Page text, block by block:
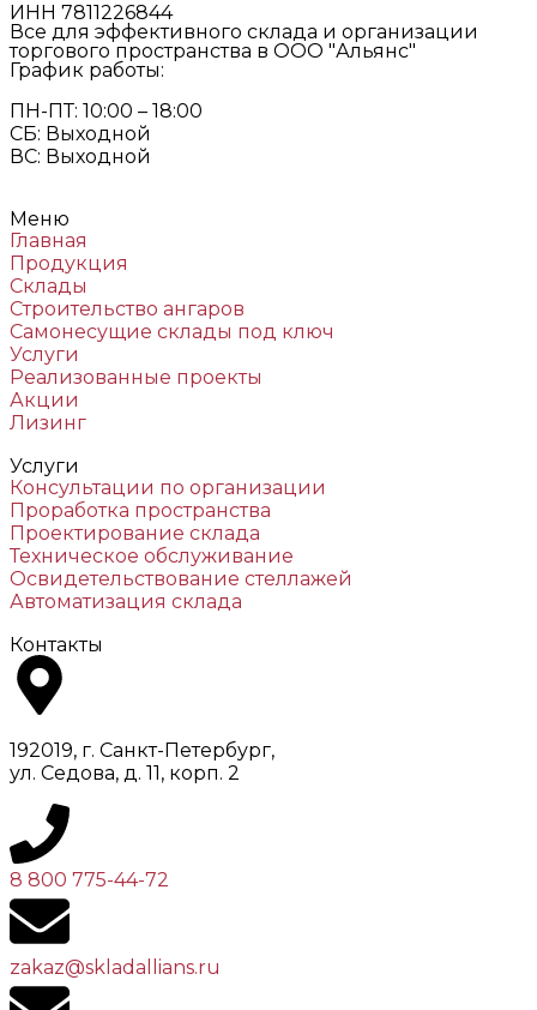
ИНН 7811226844
Все для эффективного склада и организации
торгового пространства в ООО "Альянс"
График работы:
ПН-ПТ: 10:00 – 18:00
СБ: Выходной
ВС: Выходной
Меню
Главная
Продукция
Склады
Строительство ангаров
Самонесущие склады под ключ
Услуги
Реализованные проекты
Акции
Лизинг
Услуги
Консультации по организации
Проработка пространства
Проектирование склада
Техническое обслуживание
Освидетельствование стеллажей
Автоматизация склада
Контакты
192019, г. Санкт-Петербург,
ул. Седова, д. 11, корп. 2
8 800 775-44-72
zakaz@skladallians.ru